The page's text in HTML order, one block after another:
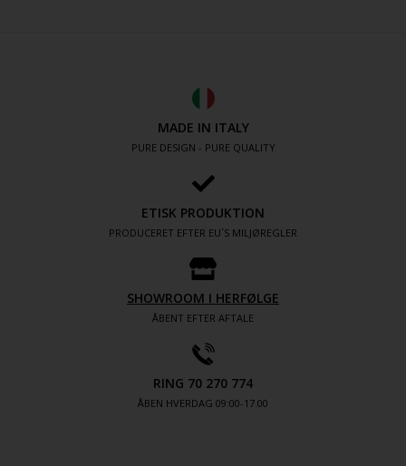
MADE IN ITALY
PURE DESIGN - PURE QUALITY
ETISK PRODUKTION
PRODUCERET EFTER EU´S MILJØREGLER
SHOWROOM I HERFØLGE
ÅBENT EFTER AFTALE
RING 70 270 774
ÅBEN HVERDAG 09:00-17.00